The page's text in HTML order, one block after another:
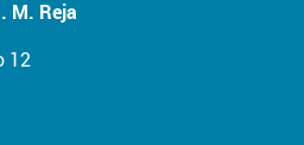
M. Reja
12